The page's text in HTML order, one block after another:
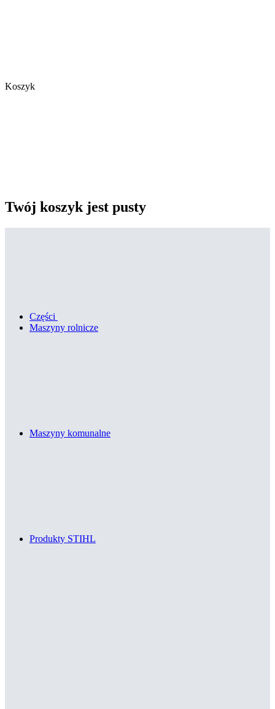
Koszyk
Twój koszyk jest pusty
Części
Maszyny rolnicze
Maszyny komunalne
Produkty STIHL